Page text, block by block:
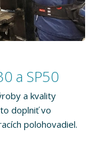
a SP50
a kvality
doplniť vo
polohovadiel.